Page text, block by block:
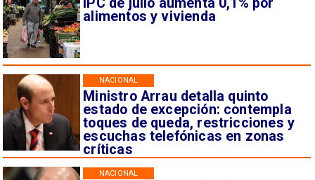
IPC de julio aumenta 0,1% por
alimentos y vivienda
Ministro Arrau detalla quinto
estado de excepción: contempla
toques de queda, restricciones y
escuchas telefónicas en zonas
críticas
NACIONAL
NACIONAL